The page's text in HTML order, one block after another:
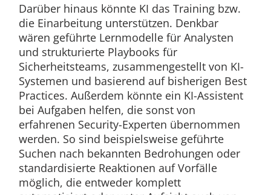
Darüber hinaus könnte KI das Training bzw.
die Einarbeitung unterstützen. Denkbar
wären geführte Lernmodelle für Analysten
und strukturierte Playbooks für
Sicherheitsteams, zusammengestellt von KI-
Systemen und basierend auf bisherigen Best
Practices. Außerdem könnte ein KI-Assistent
bei Aufgaben helfen, die sonst von
erfahrenen Security-Experten übernommen
werden. So sind beispielsweise geführte
Suchen nach bekannten Bedrohungen oder
standardisierte Reaktionen auf Vorfälle
möglich, die entweder komplett